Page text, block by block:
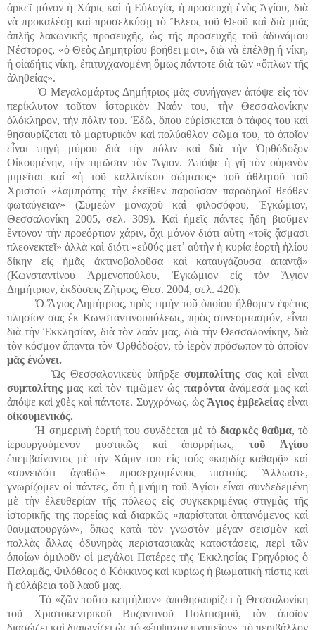
ἀρκεῖ μόνον ἡ Χάρις καὶ ἡ Εὐλογία, ἡ προσευχὴ ἑνὸς Ἁγίου, διὰ
νὰ προκαλέσῃ καὶ προσελκύσῃ τὸ Ἔλεος τοῦ Θεοῦ καὶ διὰ μιᾶς
ἁπλῆς λακωνικῆς προσευχῆς, ὡς τῆς προσευχῆς τοῦ ἀδυνάμου
Νέστορος, «ὁ Θεὸς Δημητρίου βοήθει μοι», διὰ νὰ ἐπέλθῃ ἡ νίκη,
ἡ οἱαδήτις νίκη, ἐπιτυγχανομένη ὅμως πάντοτε διὰ τῶν «ὅπλων τῆς
ἀληθείας».
Ὁ Μεγαλομάρτυς Δημήτριος μᾶς συνήγαγεν ἀπόψε εἰς τὸν
περίκλυτον τοῦτον ἱστορικὸν Ναόν του, τὴν Θεσσαλονίκην
ὁλόκληρον, τὴν πόλιν του. Ἐδῶ, ὅπου εὑρίσκεται ὁ τάφος του καὶ
θησαυρίζεται τὸ μαρτυρικὸν καὶ πολύαθλον σῶμα του, τὸ ὁποῖον
εἶναι πηγὴ μύρου διὰ τὴν πόλιν καὶ διὰ τὴν Ὀρθόδοξον
Οἰκουμένην, τὴν τιμῶσαν τὸν Ἅγιον. Ἀπόψε ἡ γῆ τὸν οὐρανὸν
μιμεῖται καί «ἡ τοῦ καλλινίκου σώματος» τοῦ ἀθλητοῦ τοῦ
Χριστοῦ «λαμπρότης τὴν ἐκεῖθεν παροῦσαν παραδηλοῖ θεόθεν
φωταύγειαν» (Συμεὼν μοναχοῦ καὶ φιλοσόφου, Ἐγκώμιον,
Θεσσαλονίκη 2005, σελ. 309). Καὶ ἡμεῖς πάντες ἤδη βιοῦμεν
ἔντονον τὴν προεόρτιον χάριν, ὄχι μόνον διότι αὕτη «τοῖς ᾄσμασι
πλεονεκτεῖ» ἀλλὰ καὶ διότι «εὐθύς μετ᾿ αὐτὴν ἡ κυρία ἑορτὴ ἡλίου
δίκην εἰς ἡμᾶς ἀκτινοβολοῦσα καὶ καταυγάζουσα ἀπαντᾷ»
(Κωνσταντίνου Ἀρμενοπούλου, Ἐγκώμιον εἰς τὸν Ἅγιον
Δημήτριον, ἐκδόσεις Ζῆτρος, Θεσ. 2004, σελ. 420).
Ὁ Ἅγιος Δημήτριος, πρὸς τιμὴν τοῦ ὁποίου ἤλθομεν ἐφέτος
πλησίον σας ἐκ Κωνσταντινουπόλεως, πρὸς συνεορτασμόν, εἶναι
διὰ τὴν Ἐκκλησίαν, διὰ τὸν λαόν μας, διὰ τὴν Θεσσαλονίκην, διὰ
τὸν κόσμον ἅπαντα τὸν Ὀρθόδοξον, τὸ ἱερὸν πρόσωπον τὸ ὁποῖον
μᾶς ἑνώνει.
Ὡς Θεσσαλονικεὺς ὑπῆρξεσυμπολίτηςσας καὶ εἶναι
συμπολίτης μας καὶ τὸν τιμῶμεν ὡς παρόνταἀνάμεσά μας καὶ
ἀπόψε καὶ χθὲς καὶ πάντοτε. Συγχρόνως, ὡς Ἅγιος ἐμβελείαςεἶναι
οἰκουμενικός.
Ἡ σημερινὴ ἑορτή του συνδέεται μὲ τὸ διαρκὲς θαῦμα, τὸ
ἱερουργούμενον μυστικῶς καὶ ἀπορρήτως, τοῦ Ἁγίου
ἐπεμβαίνοντος μὲ τὴν Χάριν του εἰς τούς «καρδίᾳ καθαρᾷ» καὶ
«συνειδότι ἀγαθῷ» προσερχομένους πιστούς. Ἄλλωστε,
γνωρίζομεν οἱ πάντες, ὅτι ἡ μνήμη τοῦ Ἁγίου εἶναι συνδεδεμένη
μὲ τὴν ἐλευθερίαν τῆς πόλεως εἰς συγκεκριμένας στιγμὰς τῆς
ἱστορικῆς της πορείας καὶ διαρκῶς «παρίσταται ὀπτανόμενος καὶ
θαυματουργῶν», ὅπως κατὰ τὸν γνωστὸν μέγαν σεισμὸν καὶ
πολλὰς ἄλλας ὀδυνηρὰς περιστασιακὰς καταστάσεις, περὶ τῶν
ὁποίων ὁμιλοῦν οἱ μεγάλοι Πατέρες τῆς Ἐκκλησίας Γρηγόριος ὁ
Παλαμᾶς, Φιλόθεος ὁ Κόκκινος καὶ κυρίως ἡ βιωματικὴ πίστις καὶ
ἡ εὐλάβεια τοῦ λαοῦ μας.
Τό «ζῶν τοῦτο κειμήλιον» ἀποθησαυρίζει ἡ Θεσσαλονίκη
τοῦ Χριστοκεντρικοῦ Βυζαντινοῦ Πολιτισμοῦ, τὸν ὁποῖον
διασώζει καὶ διαιωνίζει ὡς τό «ἔμψυχον μνημεῖον», τὸ περιβάλλον